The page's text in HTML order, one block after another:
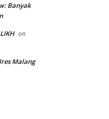
Banyak
on
Malang